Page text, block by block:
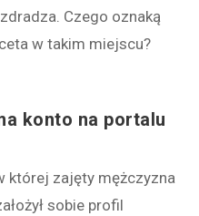
Czego oznaką
w takim miejscu?
konto na portalu
której zajęty mężczyzna
sobie profil